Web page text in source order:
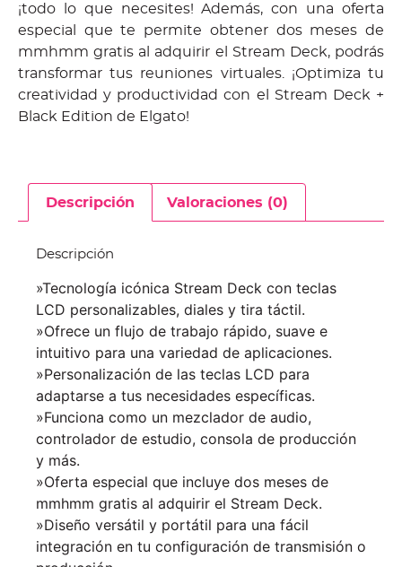
¡todo lo que necesites! Además, con una oferta
especial que te permite obtener dos meses de
mmhmm gratis al adquirir el Stream Deck, podrás
transformar tus reuniones virtuales. ¡Optimiza tu
creatividad y productividad con el Stream Deck +
Black Edition de Elgato!
Descripción Valoraciones (0)
Descripción
»Tecnología icónica Stream Deck con teclas
LCD personalizables, diales y tira táctil.
»Ofrece un flujo de trabajo rápido, suave e
intuitivo para una variedad de aplicaciones.
»Personalización de las teclas LCD para
adaptarse a tus necesidades específicas.
»Funciona como un mezclador de audio,
controlador de estudio, consola de producción
y más.
»Oferta especial que incluye dos meses de
mmhmm gratis al adquirir el Stream Deck.
»Diseño versátil y portátil para una fácil
integración en tu configuración de transmisión o